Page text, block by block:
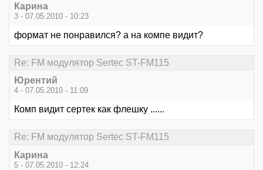
Карина
3 - 07.05.2010 - 10:23
формат не понравился? а на компе видит?
Re: FM модулятор Sertec ST-FM115
Юрентий
4 - 07.05.2010 - 11:09
Комп видит сертек как флешку ......
Re: FM модулятор Sertec ST-FM115
Карина
5 - 07.05.2010 - 12:24